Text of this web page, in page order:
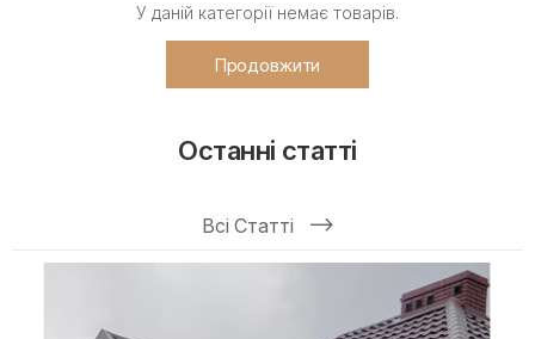
У даній категорії немає товарів.
Продовжити
Останні статті
Всі Статті